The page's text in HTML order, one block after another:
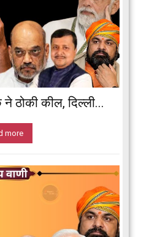
ठोकी कील, दिल्ली...
more